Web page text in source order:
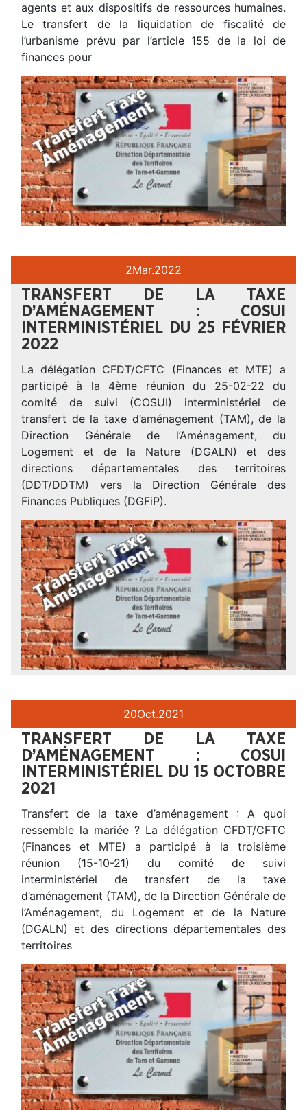
agents et aux dispositifs de ressources humaines.
Le transfert de la liquidation de fiscalité de
l’urbanisme prévu par l’article 155 de la loi de
finances pour
2Mar.2022
TRANSFERT DE LA TAXE
D’AMÉNAGEMENT : COSUI
INTERMINISTÉRIEL DU 25 FÉVRIER
2022
La délégation CFDT/CFTC (Finances et MTE) a
participé à la 4ème réunion du 25-02-22 du
comité de suivi (COSUI) interministériel de
transfert de la taxe d’aménagement (TAM), de la
Direction Générale de l’Aménagement, du
Logement et de la Nature (DGALN) et des
directions départementales des territoires
(DDT/DDTM) vers la Direction Générale des
Finances Publiques (DGFiP).
20Oct.2021
TRANSFERT DE LA TAXE
D’AMÉNAGEMENT : COSUI
INTERMINISTÉRIEL DU 15 OCTOBRE
2021
Transfert de la taxe d’aménagement : A quoi
ressemble la mariée ? La délégation CFDT/CFTC
(Finances et MTE) a participé à la troisième
réunion (15-10-21) du comité de suivi
interministériel de transfert de la taxe
d’aménagement (TAM), de la Direction Générale de
l’Aménagement, du Logement et de la Nature
(DGALN) et des directions départementales des
territoires